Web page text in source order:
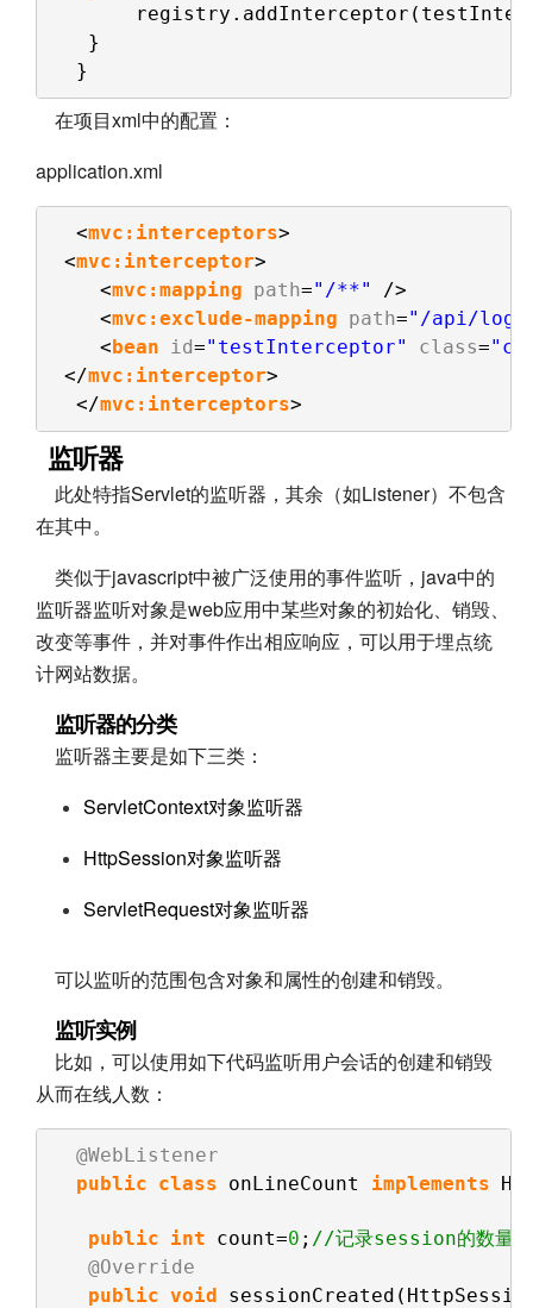
}
}
在项目xml中的配置：
application.xml
<mvc:interceptors>
<mvc:interceptor>
<mvc:mapping path="/**"
/>
<mvc:exclude-mapping path="/api/
<bean id="testInterceptor" class=
</mvc:interceptor>
</mvc:interceptors>
监听器
此处特指Servlet的监听器，其余（如Listener）不包含
在其中。
类似于javascript中被广泛使用的事件监听，java中的
监听器监听对象是web应用中某些对象的初始化、销毁、
改变等事件，并对事件作出相应响应，可以用于埋点统
计网站数据。
监听器的分类
监听器主要是如下三类：
ServletContext对象监听器
HttpSession对象监听器
ServletRequest对象监听器
可以监听的范围包含对象和属性的创建和销毁。
监听实例
比如，可以使用如下代码监听用户会话的创建和销毁
从而在线人数：
@WebListener
public class onLineCount implements
public int count=0 ; //记录session的数量
@Override
public void